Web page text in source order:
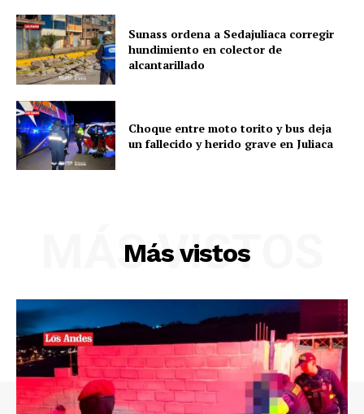
Diario los Andes
Nosotros
Contacto
Prensa
Sunass ordena a Sedajuliaca corregir
hundimiento en colector de
alcantarillado
Choque entre moto torito y bus deja
un fallecido y herido grave en Juliaca
Más vistos
MÁS VISTOS